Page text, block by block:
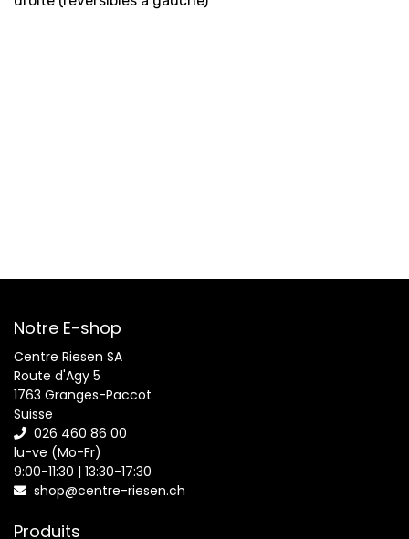
Notre E-shop
Centre Riesen SA
Route d'Agy 5
1763 Granges-Paccot
Suisse
026 460 86 00
lu-ve (Mo-Fr)
9:00-11:30 | 13:30-17:30
shop@centre-riesen.ch
Produits